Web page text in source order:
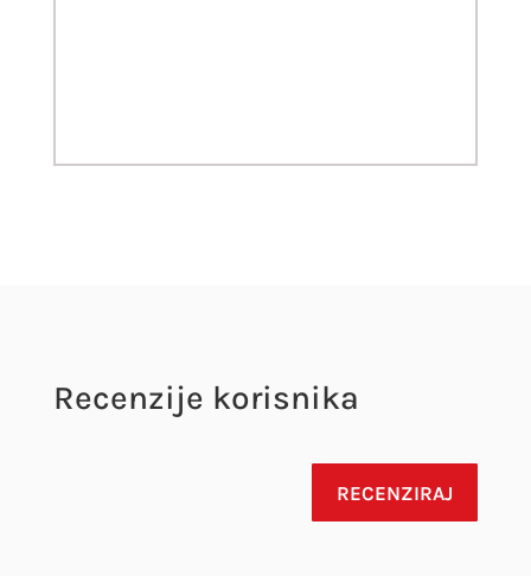
Recenzije korisnika
RECENZIRAJ